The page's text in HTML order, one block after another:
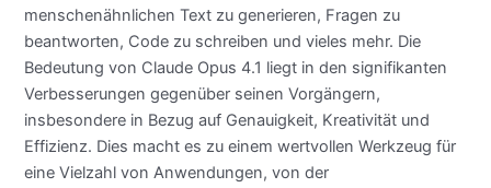
menschenähnlichen Text zu generieren, Fragen zu
beantworten, Code zu schreiben und vieles mehr. Die
Bedeutung von Claude Opus 4.1 liegt in den signifikanten
Verbesserungen gegenüber seinen Vorgängern,
insbesondere in Bezug auf Genauigkeit, Kreativität und
Effizienz. Dies macht es zu einem wertvollen Werkzeug für
eine Vielzahl von Anwendungen, von der